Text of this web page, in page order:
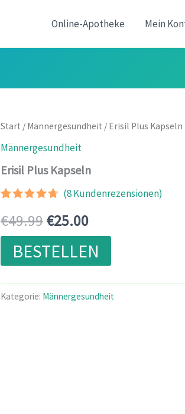
Online-Apotheke Mein
Start / Männergesundheit / Erisil Plus Kapseln
Männergesundheit
Erisil Plus Kapseln
mit4.57
von 5,
basierend
auf
Kundenbewertungen
(8Kundenrezensionen)
€49.99Ursprünglicher
Preis
war:
€49.99
€25.00Aktueller
Preis
ist:
€25.00.
BESTELLEN
Kategorie: Männergesundheit